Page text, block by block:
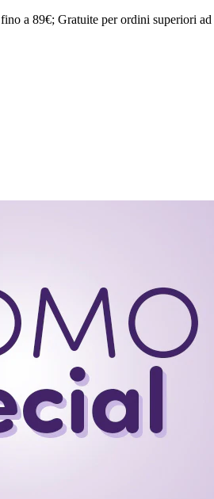
fino a 89€; Gratuite perordini superiori ad